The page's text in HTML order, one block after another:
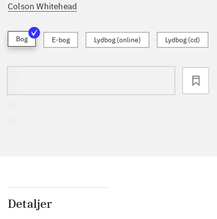
Colson Whitehead
Bog E-bog Lydbog (online) Lydbog (cd)
Detaljer